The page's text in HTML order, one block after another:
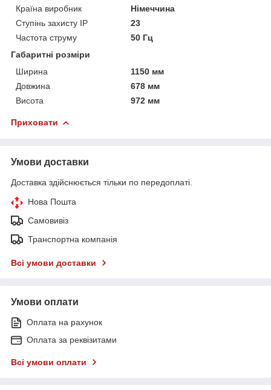
Країна виробник
Німеччина
Ступінь захисту IP
23
Частота струму
50 Гц
Габаритні розміри
Ширина
1150 мм
Довжина
678 мм
Висота
972 мм
Приховати
Умови доставки
Доставка здійснюється тільки по передоплаті.
Нова Пошта
Самовивіз
Транспортна компанія
Всі умови доставки
Умови оплати
Оплата на рахунок
Оплата за реквізитами
Всі умови оплати